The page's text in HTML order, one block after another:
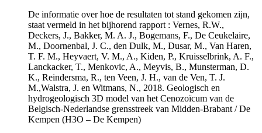
De informatie over hoe de resultaten tot stand gekomen zijn,
staat vermeld in het bijhorend rapport : Vernes, R.W.,
Deckers, J., Bakker, M. A. J., Bogemans, F., De Ceukelaire,
M., Doornenbal, J. C., den Dulk, M., Dusar, M., Van Haren,
T. F. M., Heyvaert, V. M., A., Kiden, P., Kruisselbrink, A. F.,
Lanckacker, T., Menkovic, A., Meyvis, B., Munsterman, D.
K., Reindersma, R., ten Veen, J. H., van de Ven, T. J.
M.,Walstra, J. en Witmans, N., 2018. Geologisch en
hydrogeologisch 3D model van het Cenozoïcum van de
Belgisch-Nederlandse grensstreek van Midden-Brabant / De
Kempen (H3O – De Kempen)